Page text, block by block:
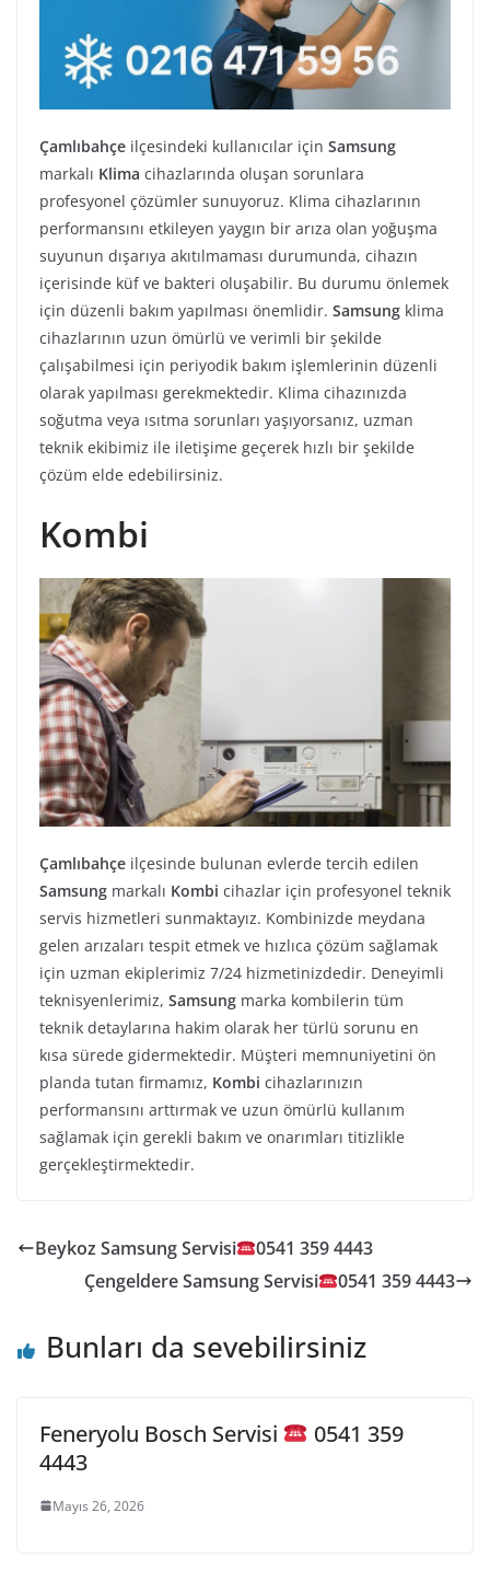
Çamlıbahçe ilçesindeki kullanıcılar için Samsung
markalı Klima cihazlarında oluşan sorunlara
profesyonel çözümler sunuyoruz. Klima cihazlarının
performansını etkileyen yaygın bir arıza olan yoğuşma
suyunun dışarıya akıtılmaması durumunda, cihazın
içerisinde küf ve bakteri oluşabilir. Bu durumu önlemek
için düzenli bakım yapılması önemlidir. Samsung klima
cihazlarının uzun ömürlü ve verimli bir şekilde
çalışabilmesi için periyodik bakım işlemlerinin düzenli
olarak yapılması gerekmektedir. Klima cihazınızda
soğutma veya ısıtma sorunları yaşıyorsanız, uzman
teknik ekibimiz ile iletişime geçerek hızlı bir şekilde
çözüm elde edebilirsiniz.
Kombi
Çamlıbahçe ilçesinde bulunan evlerde tercih edilen
Samsung markalı Kombi cihazlar için profesyonel teknik
servis hizmetleri sunmaktayız. Kombinizde meydana
gelen arızaları tespit etmek ve hızlıca çözüm sağlamak
için uzman ekiplerimiz 7/24 hizmetinizdedir. Deneyimli
teknisyenlerimiz, Samsung marka kombilerin tüm
teknik detaylarına hakim olarak her türlü sorunu en
kısa sürede gidermektedir. Müşteri memnuniyetini ön
planda tutan firmamız, Kombi cihazlarınızın
performansını arttırmak ve uzun ömürlü kullanım
sağlamak için gerekli bakım ve onarımları titizlikle
gerçekleştirmektedir.
Beykoz Samsung Servisi
0541 359 4443
Çengeldere Samsung Servisi
0541 359 4443
Bunları da sevebilirsiniz
Feneryolu Bosch Servisi
0541 359
4443
Mayıs 26, 2026